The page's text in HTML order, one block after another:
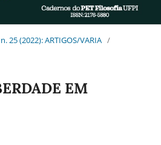
25 (2022): ARTIGOS/VARIA /
EM